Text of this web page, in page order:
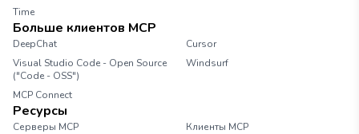
Time
Больше клиентов MCP
DeepChat
Cursor
Visual Studio Code - Open Source
("Code - OSS")
Windsurf
MCP Connect
Ресурсы
Серверы MCP
Клиенты MCP